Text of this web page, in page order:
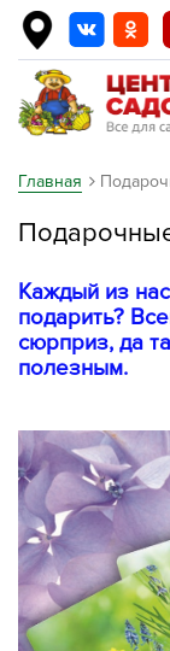
Главная
Каждый из
подарить?
сюрприз, да
полезным.